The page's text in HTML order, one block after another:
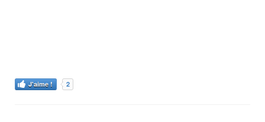
J'aime ! 2